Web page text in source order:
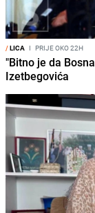
/LICA I PRIJE OKO 22H
"Bitno je da
Izetbegovića